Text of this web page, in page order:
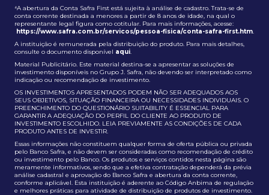
⁴A abertura da Conta Safra First está sujeita à análise de cadastro. Trata-se de
conta corrente destinada a menores a partir de 8 anos de idade, na qual o
representante legal figura como cotitular. Para mais informações, acesse:
https://www.safra.com.br/servicos/pessoa-fisica/conta-safra-first.htm.
A instituição é remunerada pela distribuição do produto. Para mais detalhes,
consulte o documento disponível aqui.
Material Publicitário. Este material destina-se a apresentar as soluções de
investimento disponíveis no Grupo J. Safra, não devendo ser interpretado como
indicação ou recomendação de investimento.
OS INVESTIMENTOS APRESENTADOS PODEM NÃO SER ADEQUADOS AOS
SEUS OBJETIVOS, SITUAÇÃO FINANCEIRA OU NECESSIDADES INDIVIDUAIS. O
PREENCHIMENTO DO QUESTIONÁRIO SUITABILITY É ESSENCIAL PARA
GARANTIR A ADEQUAÇÃO DO PERFIL DO CLIENTE AO PRODUTO DE
INVESTIMENTO ESCOLHIDO. LEIA PREVIAMENTE AS CONDIÇÕES DE CADA
PRODUTO ANTES DE INVESTIR.
Essas informações não constituem qualquer forma de oferta pública ou privada
pelo Banco Safra, e não devem ser consideradas como recomendação de crédito
ou investimento pelo Banco. Os produtos e serviços contidos nesta página são
meramente informativos, sendo que a efetiva contratação dependerá da prévia
análise cadastral e aprovação do Banco Safra e abertura da conta corrente,
conforme aplicável. Esta instituição é aderente ao Código Anbima de regulação
e melhores práticas para atividade de distribuição de produtos de investimento.